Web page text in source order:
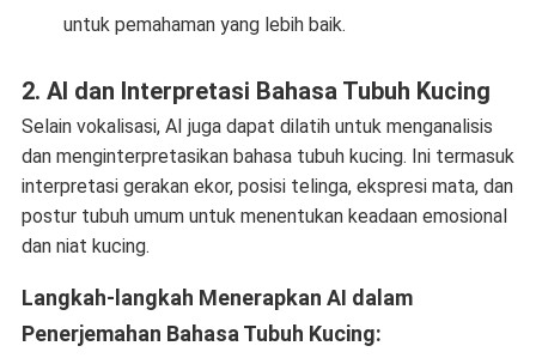
untuk pemahaman yang lebih baik.
2. AI dan Interpretasi Bahasa Tubuh Kucing
Selain vokalisasi, AI juga dapat dilatih untuk menganalisis
dan menginterpretasikan bahasa tubuh kucing. Ini termasuk
interpretasi gerakan ekor, posisi telinga, ekspresi mata, dan
postur tubuh umum untuk menentukan keadaan emosional
dan niat kucing.
Langkah-langkah Menerapkan AI dalam
Penerjemahan Bahasa Tubuh Kucing: